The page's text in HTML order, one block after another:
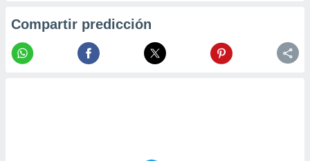
Compartir predicción